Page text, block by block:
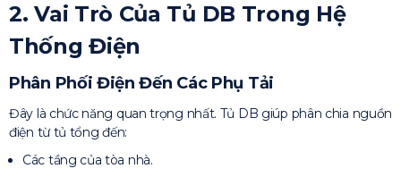
2. Vai Trò Của Tủ DB Trong Hệ
Thống Điện
Phân Phối Điện Đến Các Phụ Tải
Đây là chức năng quan trọng nhất. Tủ DB giúp phân chia nguồn
điện từ tủ tổng đến:
Các tầng của tòa nhà.